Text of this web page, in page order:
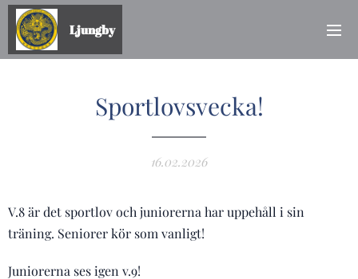
Ljungby
Sportlovsvecka!
16.02.2026
V.8 är det sportlov och juniorerna har uppehåll i sin
träning. Seniorer kör som vanligt!
Juniorerna ses igen v.9!